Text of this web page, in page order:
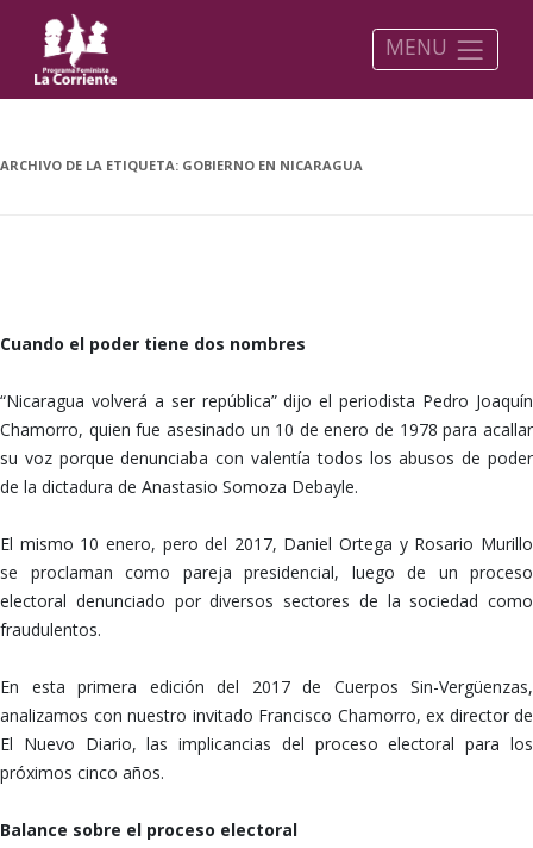
MENU
ARCHIVO DE LA ETIQUETA: GOBIERNO EN NICARAGUA
Cuando el poder tiene dos nombres
“Nicaragua volverá a ser república” dijo el periodista Pedro Joaquín
Chamorro, quien fue asesinado un 10 de enero de 1978 para acallar
su voz porque denunciaba con valentía todos los abusos de poder
de la dictadura de Anastasio Somoza Debayle.
El mismo 10 enero, pero del 2017, Daniel Ortega y Rosario Murillo
se proclaman como pareja presidencial, luego de un proceso
electoral denunciado por diversos sectores de la sociedad como
fraudulentos.
En esta primera edición del 2017 de Cuerpos Sin-Vergüenzas,
analizamos con nuestro invitado Francisco Chamorro, ex director de
El Nuevo Diario, las implicancias del proceso electoral para los
próximos cinco años.
Balance sobre el proceso electoral